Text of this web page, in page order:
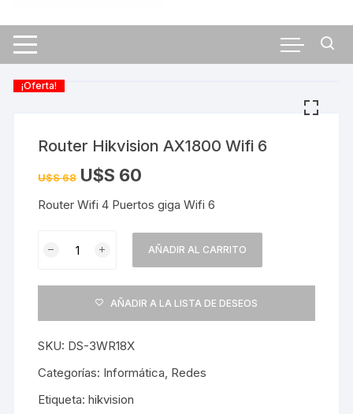
¡Oferta!
Router Hikvision AX1800 Wifi 6
U$S68 U$S 60
Router Wifi 4 Puertos giga Wifi 6
Hikvision
AÑADIR AL CARRITO
AÑADIR A LA LISTA DE DESEOS
SKU: DS-3WR18X
Categorías: Informática, Redes
Etiqueta:hikvision